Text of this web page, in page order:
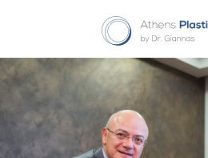
Tag Archives: ανεμακτα